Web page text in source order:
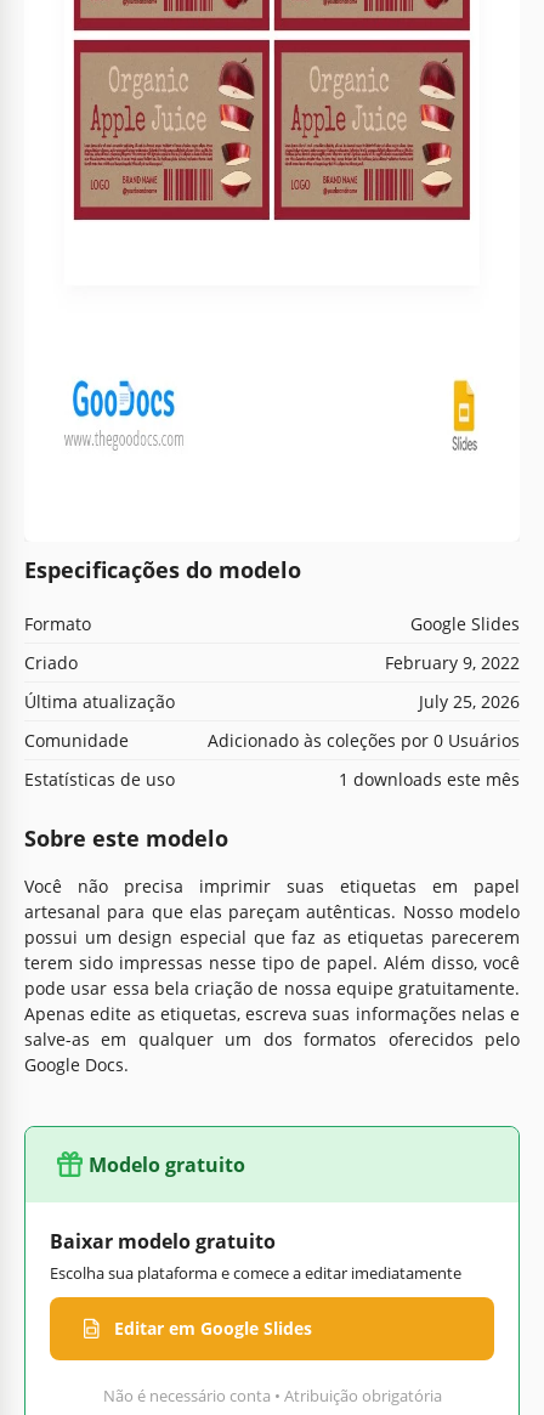
Especificações do modelo
Formato
Google Slides
Criado
February 9, 2022
Última atualização
July 25, 2026
Comunidade
Adicionado às coleções por 0 Usuários
Estatísticas de uso
1 downloads este mês
Sobre este modelo
Você não precisa imprimir suas etiquetas em papel
artesanal para que elas pareçam autênticas. Nosso modelo
possui um design especial que faz as etiquetas parecerem
terem sido impressas nesse tipo de papel. Além disso, você
pode usar essa bela criação de nossa equipe gratuitamente.
Apenas edite as etiquetas, escreva suas informações nelas e
salve-as em qualquer um dos formatos oferecidos pelo
Google Docs.
Modelo gratuito
Baixar modelo gratuito
Escolha sua plataforma e comece a editar imediatamente
Editar em Google Slides
Não é necessário conta • Atribuição obrigatória